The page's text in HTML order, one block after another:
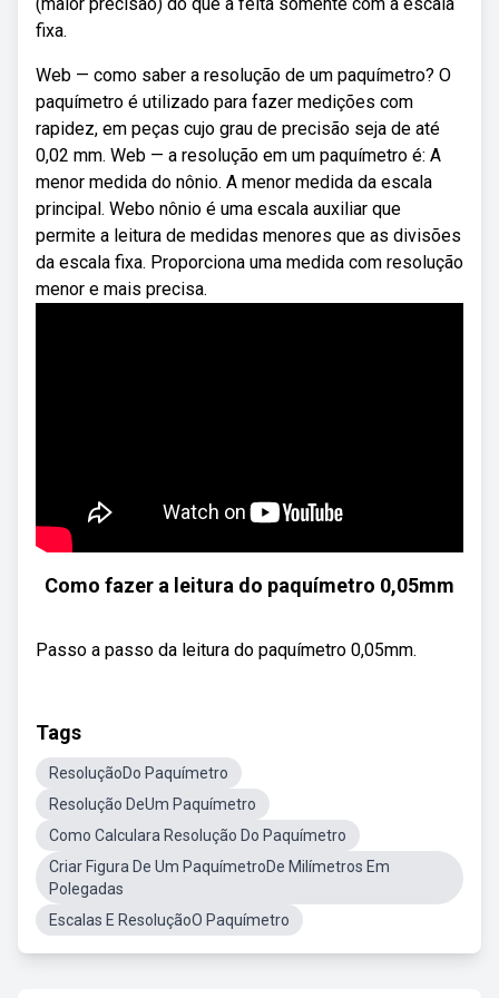
fixa.
Web — como saber a resolução de um paquímetro? O
paquímetro é utilizado para fazer medições com
rapidez, em peças cujo grau de precisão seja de até
0,02 mm. Web — a resolução em um paquímetro é: A
menor medida do nônio. A menor medida da escala
principal. Webo nônio é uma escala auxiliar que
permite a leitura de medidas menores que as divisões
da escala fixa. Proporciona uma medida com resolução
menor e mais precisa.
Como fazer a leitura do paquímetro 0,05mm
Passo a passo da leitura do paquímetro 0,05mm.
Tags
ResoluçãoDo Paquímetro
Resolução DeUm Paquímetro
Como Calculara Resolução Do Paquímetro
Criar Figura De Um PaquímetroDe Milímetros Em
Polegadas
Escalas E ResoluçãoO Paquímetro